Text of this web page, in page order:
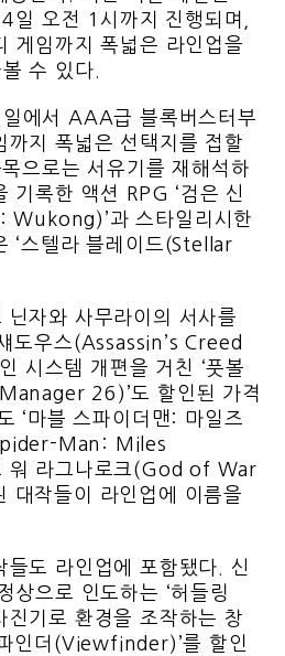
일 오전 1시까지 진행되며,
게임까지 폭넓은 라인업을
수 있다.
에서 AAA급 블록버스터부
까지 폭넓은 선택지를 접할
으로는 서유기를 재해석하
기록한 액션 RPG ‘검은 신
과 스타일리시한
‘스텔라 블레이드(Stellar
.
닌자와 사무라이의 서사를
도우스(Assassin’s Creed
시스템 개편을 거친 ‘풋볼
26)’도 할인된 가격
‘마블 스파이더맨: 마일즈
Man: Miles
워 라그나로크(God of War
대작들이 라인업에 이름을
들도 라인업에 포함됐다. 신
상으로 인도하는 ‘허들링
기로 환경을 조작하는 창
인더(Viewfinder)’를 할인